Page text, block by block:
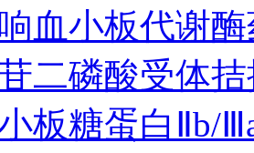
血小板代谢
二磷酸受体
板糖蛋白Ⅱb/